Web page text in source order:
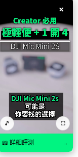
成都男
45 日內減去約 20
症、膿毒性休克
×
🎵 ⛶
📖 詳細評測 →